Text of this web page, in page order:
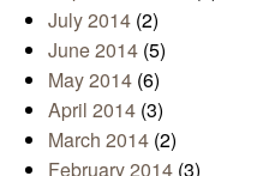
July 2014 (2)
June 2014 (5)
May 2014 (6)
April 2014 (3)
March 2014 (2)
February 2014 (3)